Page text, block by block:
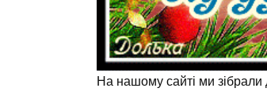
На нашому сайті ми